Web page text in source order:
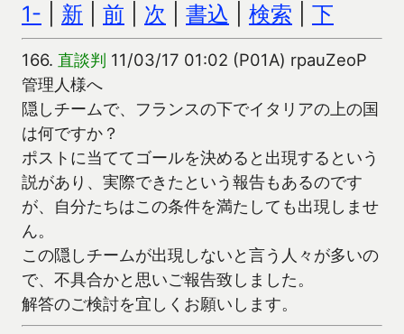
1- 新 前 次 書込 検索 下
166. 直談判 11/03/17 01:02 (P01A) rpauZeoP
管理人様へ
隠しチームで、フランスの下でイタリアの上の国
は何ですか？
ポストに当ててゴールを決めると出現するという
説があり、実際できたという報告もあるのです
が、自分たちはこの条件を満たしても出現しませ
ん。
この隠しチームが出現しないと言う人々が多いの
で、不具合かと思いご報告致しました。
解答のご検討を宜しくお願いします。